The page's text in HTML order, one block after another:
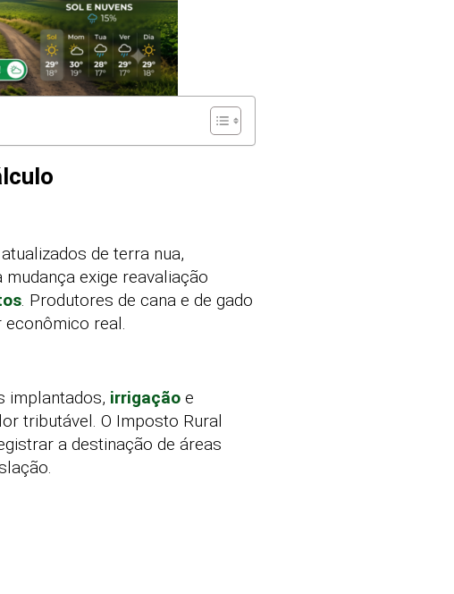
de terra nua,
mudança exige reavaliação
. Produtores de cana e de gado
real.
implantados, irrigação e
tributável. O Imposto Rural
a destinação de áreas